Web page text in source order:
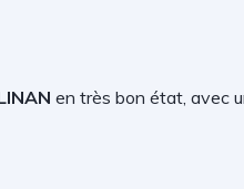
en très bon état, avec